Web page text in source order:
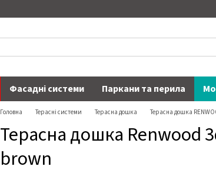
Фасадні системи Паркани та перила
Головна Терасні системи Терасна дошка Терасна дошка
Терасна дошка Renwood
brown